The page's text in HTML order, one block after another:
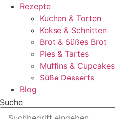
Rezepte
Kuchen & Torten
Kekse & Schnitten
Brot & Süßes Brot
Pies & Tartes
Muffins & Cupcakes
Süße Desserts
Blog
Suche